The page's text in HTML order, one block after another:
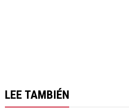
LEE TAMBIÉN